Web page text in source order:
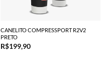
CANELITO COMPRESSPORT R2V2
PRETO
R$199,90